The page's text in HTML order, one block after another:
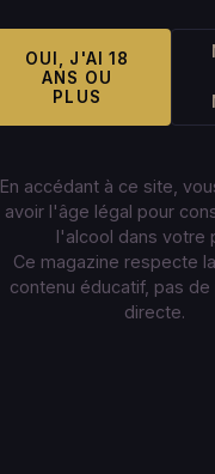
OUI, J'AI 18
ANS OU
PLUS
En accédant à ce site,
avoir l'âge légal pour
l'alcool dans votre
Ce magazine respecte la
contenu éducatif, pas
directe.